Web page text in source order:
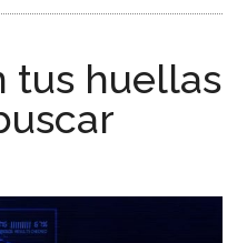
tus huellas